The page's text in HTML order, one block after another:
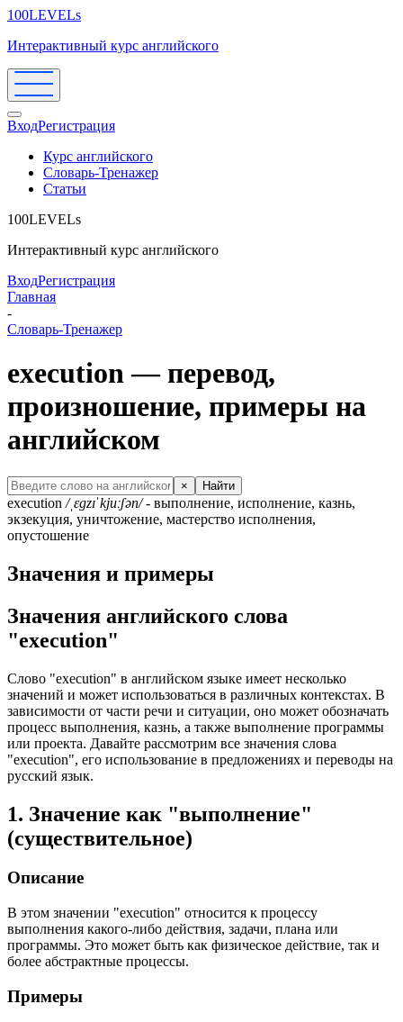
100LEVELs
Интерактивный курс английского
ВходРегистрация
Курс английского
Словарь-Тренажер
Статьи
100LEVELs
Интерактивный курс английского
ВходРегистрация
Главная
-
Словарь-Тренажер
execution — перевод,
произношение, примеры на
английском
× Найти
execution /ˌɛgzɪˈkjuːʃən/- выполнение, исполнение, казнь,
экзекуция, уничтожение, мастерство исполнения,
опустошение
Значения и примеры
Значения английского слова
"execution"
Слово "execution" в английском языке имеет несколько
значений и может использоваться в различных контекстах. В
зависимости от части речи и ситуации, оно может обозначать
процесс выполнения, казнь, а также выполнение программы
или проекта. Давайте рассмотрим все значения слова
"execution", его использование в предложениях и переводы на
русский язык.
1. Значение как "выполнение"
(существительное)
Описание
В этом значении "execution" относится к процессу
выполнения какого-либо действия, задачи, плана или
программы. Это может быть как физическое действие, так и
более абстрактные процессы.
Примеры